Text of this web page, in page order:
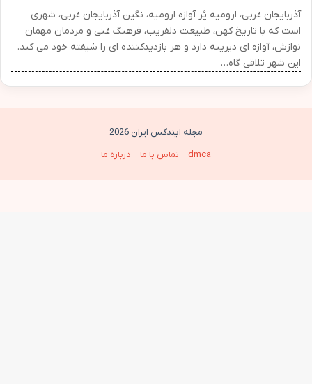
آذربایجان غربی، ارومیه پُر آوازه ارومیه، نگین آذربایجان غربی، شهری
است که با تاریخ کهن، طبیعت دلفریب، فرهنگ غنی و مردمان مهمان
نوازش، آوازه ای دیرینه دارد و هر بازدیدکننده ای را شیفته خود می کند.
این شهر تلاقی گاه…
مجله ایندکس ایران 2026
dmca
تماس با ما درباره ما